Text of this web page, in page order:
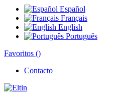
Español
Français
English
Português
Favoritos ()
Contacto